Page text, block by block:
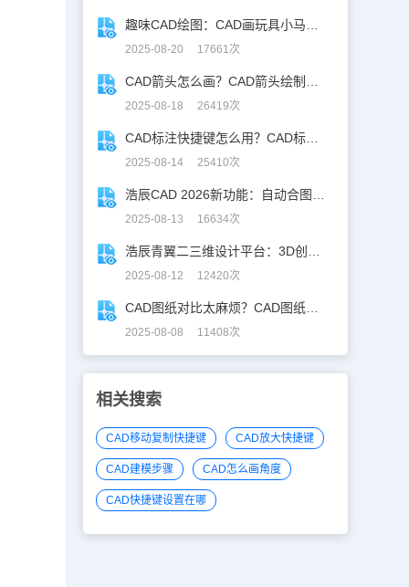
2025-08-20 17661次
2025-08-18 26419次
2025-08-14 25410次
2025-08-13 16634次
2025-08-12 12420次
2025-08-08 11408次
相关搜索
CAD移动复制快捷键 CAD放大快捷键
CAD建模步骤 CAD怎么画角度
CAD快捷键设置在哪